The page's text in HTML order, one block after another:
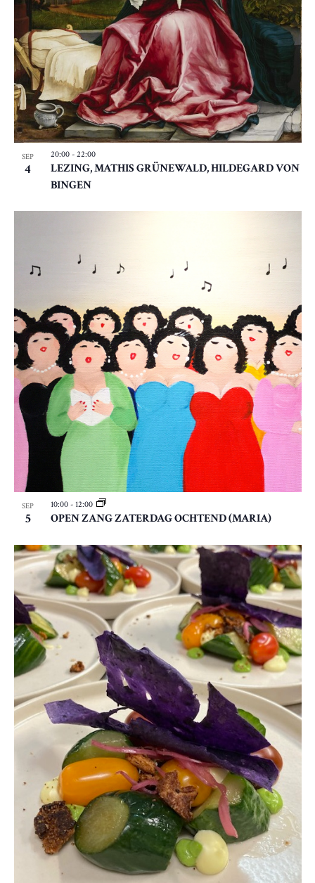
SEP
4
LEZING, MATHIS GRÜNEWALD, HILDEGARD VON
BINGEN
20:00 - 22:00
SEP
5 OPEN ZANG ZATERDAG OCHTEND (MARIA)
10:00 - 12:00